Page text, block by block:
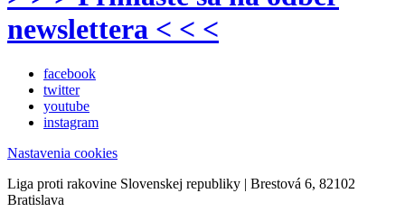
newslettera < < <
facebook
twitter
youtube
instagram
Nastavenia cookies
Liga proti rakovine Slovenskej republiky | Brestová 6, 82102
Bratislava